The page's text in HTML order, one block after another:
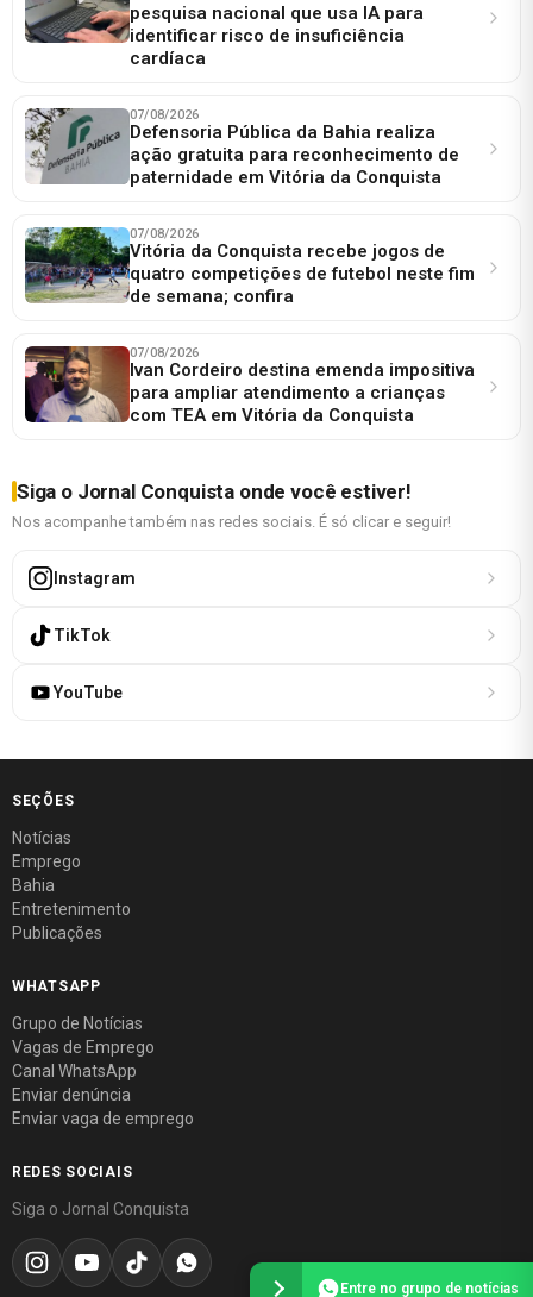
pesquisa nacional que usa IA para
identificar risco de insuficiência
cardíaca
07/08/2026
Defensoria Pública da Bahia realiza
ação gratuita para reconhecimento de
paternidade em Vitória da Conquista
07/08/2026
Vitória da Conquista recebe jogos de
quatro competições de futebol neste fim
de semana; confira
07/08/2026
Ivan Cordeiro destina emenda impositiva
para ampliar atendimento a crianças
com TEA em Vitória da Conquista
Siga o Jornal Conquista onde você estiver!
Nos acompanhe também nas redes sociais. É só clicar e seguir!
Instagram
TikTok
YouTube
SEÇÕES
Notícias
Emprego
Bahia
Entretenimento
Publicações
WHATSAPP
Grupo de Notícias
Vagas de Emprego
Canal WhatsApp
Enviar denúncia
Enviar vaga de emprego
REDES SOCIAIS
Siga o Jornal Conquista
Entre no grupo de notícias